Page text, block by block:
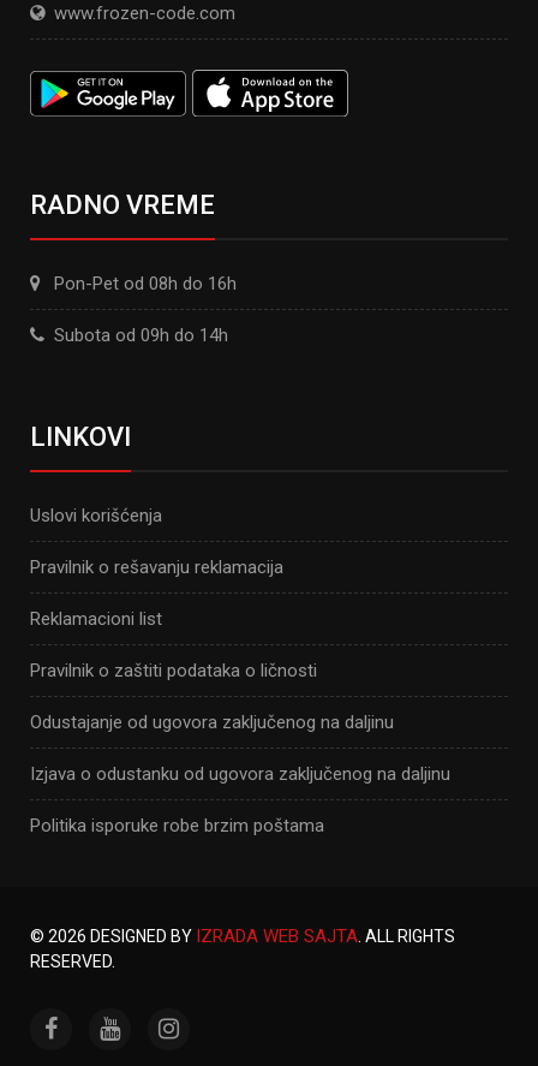
www.frozen-code.com
RADNO VREME
Pon-Pet od 08h do 16h
Subota od 09h do 14h
LINKOVI
Uslovi korišćenja
Pravilnik o rešavanju reklamacija
Reklamacioni list
Pravilnik o zaštiti podataka o ličnosti
Odustajanje od ugovora zaključenog na daljinu
Izjava o odustanku od ugovora zaključenog na daljinu
Politika isporuke robe brzim poštama
© 2026 DESIGNED BY IZRADA WEB SAJTA . ALL RIGHTS
RESERVED.